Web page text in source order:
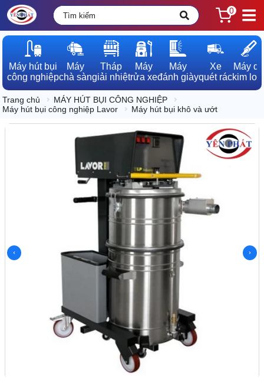
0
Máy hút bụi
công nghiệp
Máy
chà sàn
Tháp
giải nhiệt
Máy
rửa xe
Máy
đánh giày
Xe
quét rác
Máy dò
kim loại
Trang chủ
MÁY HÚT BỤI CÔNG NGHIỆP
Máy hút bụi công nghiệp Lavor
Máy hút bụi khô và ướt